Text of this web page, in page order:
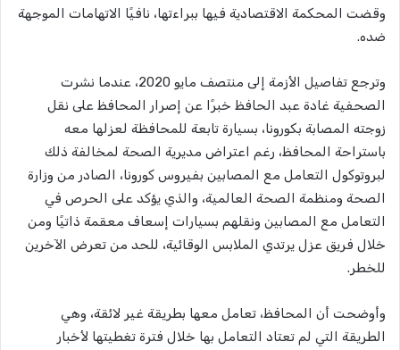
وقضت المحكمة الاقتصادية فيها ببراءتها، نافيًا الاتهامات الموجهة
ضده.
وترجع تفاصيل الأزمة إلى منتصف مايو 2020، عندما نشرت
الصحفية غادة عبد الحافظ خبرًا عن إصرار المحافظ على نقل
زوجته المصابة بكورونا، بسيارة تابعة للمحافظة لعزلها معه
باستراحة المحافظ، رغم اعتراض مديرية الصحة لمخالفة ذلك
لبروتوكول التعامل مع المصابين بفيروس كورونا، الصادر من وزارة
الصحة ومنظمة الصحة العالمية، والذي يؤكد على الحرص في
التعامل مع المصابين ونقلهم بسيارات إسعاف معقمة ذاتيًا ومن
خلال فريق عزل يرتدي الملابس الوقائية، للحد من تعرض الآخرين
للخطر.
وأوضحت أن المحافظ، تعامل معها بطريقة غير لائقة، وهي
الطريقة التي لم تعتاد التعامل بها خلال فترة تغطيتها لأخبار